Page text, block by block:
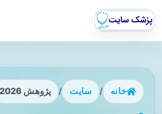
خانه / سایت / پژوهش 2026